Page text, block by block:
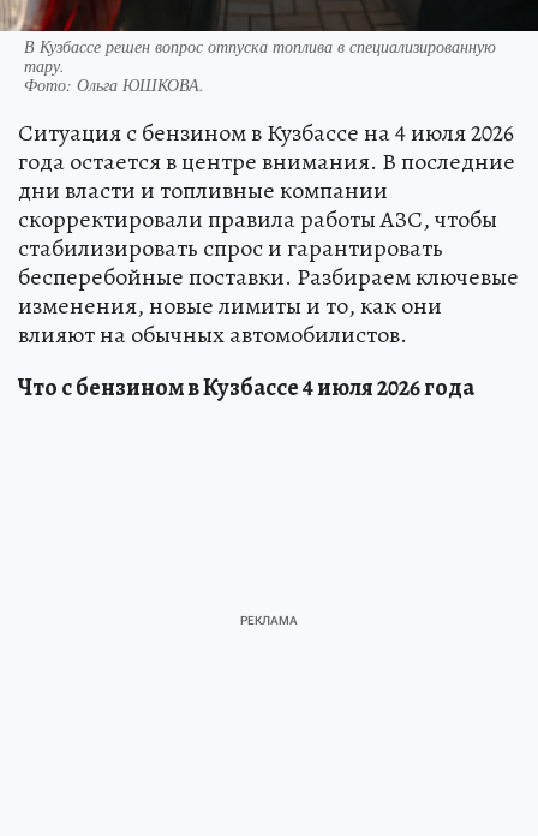
В Кузбассе решен вопрос отпуска топлива в специализированную
тару.
Фото: Ольга ЮШКОВА.
Ситуация с бензином в Кузбассе на 4 июля 2026
года остается в центре внимания. В последние
дни власти и топливные компании
скорректировали правила работы АЗС, чтобы
стабилизировать спрос и гарантировать
бесперебойные поставки. Разбираем ключевые
изменения, новые лимиты и то, как они
влияют на обычных автомобилистов.
Что с бензином в Кузбассе 4 июля 2026 года